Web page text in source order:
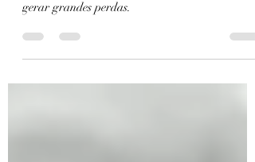
Conheça os cinco erros que muito empresários
cometem e que podem arruinar a sua empresa e